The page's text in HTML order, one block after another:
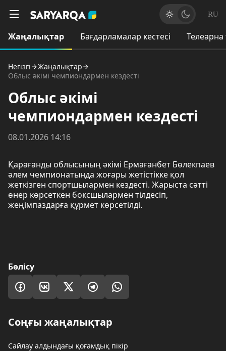
RU
Жаңалықтар Бағдарламалар кестесі
Негізгі
Жаңалықтар
Облыс әкімі чемпиондармен кездесті
Облыс әкімі
чемпиондармен кездесті
08.01.2026 14:16
Қарағанды облысының әкімі Ермағанбет Бөлекпаев
әлем чемпионатында жоғары жетістікке қол
жеткізген спортшылармен кездесті. Жарыста сәтті
өнер көрсеткен боксшылармен тілдесіп,
жеңімпаздарға құрмет көрсетілді.
Бөлісу
Соңғы жаңалықтар
Сайлау алдындағы қоғамдық пікір